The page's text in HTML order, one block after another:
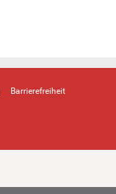
Barrierefreiheit